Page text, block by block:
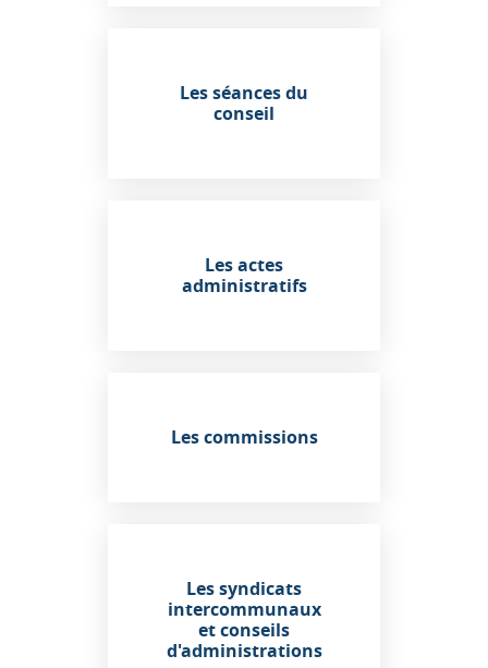
Les séances du
conseil
Les actes
administratifs
Les commissions
Les syndicats
intercommunaux
et conseils
d'administrations